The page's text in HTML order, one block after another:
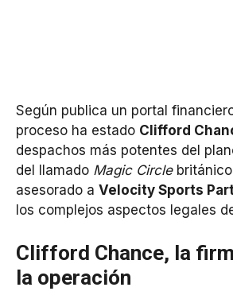
Según publica un portal
proceso ha estado Clifford
despachos más potentes del
del llamado Magic Circle
asesorado a Velocity Sports
los complejos aspectos legales
Clifford Chance, la
la operación